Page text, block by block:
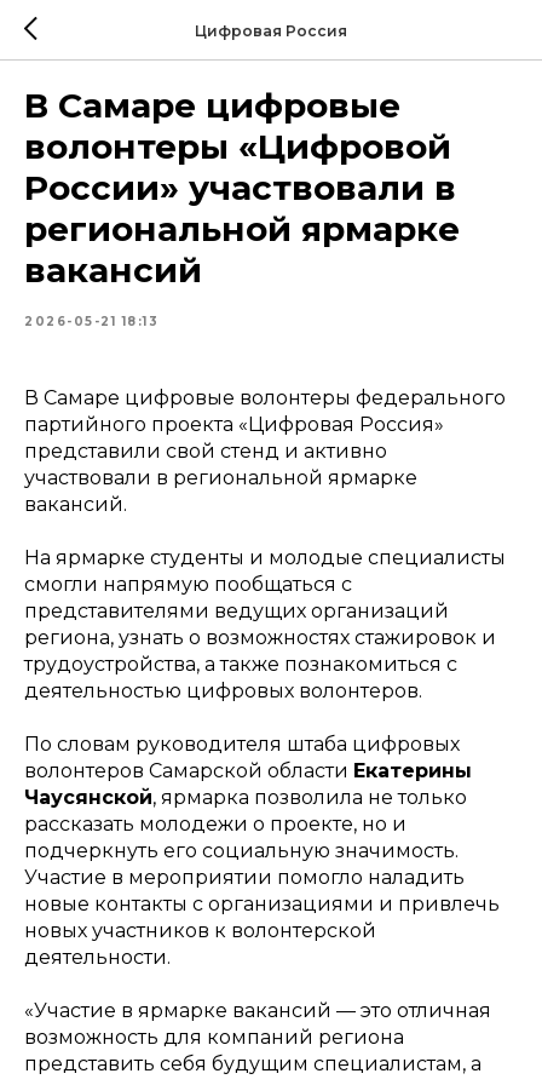
Цифровая Россия
В Самаре цифровые
волонтеры «Цифровой
России» участвовали в
региональной ярмарке
вакансий
2026-05-21 18:13
В Самаре цифровые волонтеры федерального
партийного проекта «Цифровая Россия»
представили свой стенд и активно
участвовали в региональной ярмарке
вакансий.
На ярмарке студенты и молодые специалисты
смогли напрямую пообщаться с
представителями ведущих организаций
региона, узнать о возможностях стажировок и
трудоустройства, а также познакомиться с
деятельностью цифровых волонтеров.
По словам руководителя штаба цифровых
волонтеров Самарской области Екатерины
Чаусянской, ярмарка позволила не только
рассказать молодежи о проекте, но и
подчеркнуть его социальную значимость.
Участие в мероприятии помогло наладить
новые контакты с организациями и привлечь
новых участников к волонтерской
деятельности.
«Участие в ярмарке вакансий — это отличная
возможность для компаний региона
представить себя будущим специалистам, а